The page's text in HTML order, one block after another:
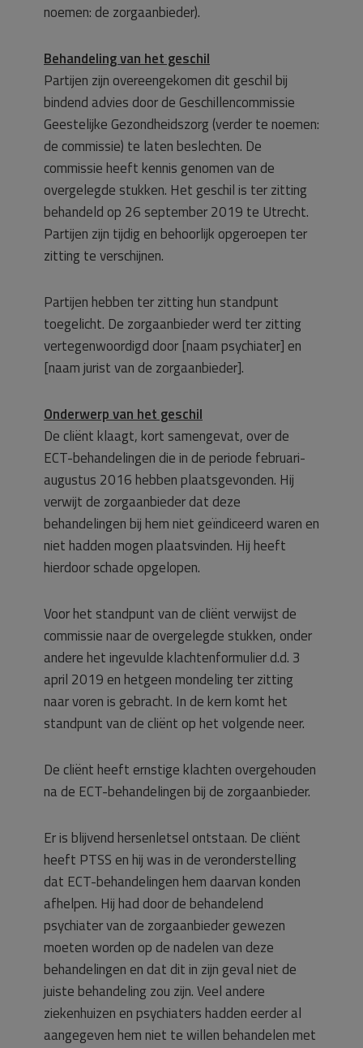
noemen: de zorgaanbieder).
Behandeling van het geschil
Partijen zijn overeengekomen dit geschil bij
bindend advies door de Geschillencommissie
Geestelijke Gezondheidszorg (verder te noemen:
de commissie) te laten beslechten. De
commissie heeft kennis genomen van de
overgelegde stukken. Het geschil is ter zitting
behandeld op 26 september 2019 te Utrecht.
Partijen zijn tijdig en behoorlijk opgeroepen ter
zitting te verschijnen.
Partijen hebben ter zitting hun standpunt
toegelicht. De zorgaanbieder werd ter zitting
vertegenwoordigd door [naam psychiater] en
[naam jurist van de zorgaanbieder].
Onderwerp van het geschil
De cliënt klaagt, kort samengevat, over de
ECT-behandelingen die in de periode februari-
augustus 2016 hebben plaatsgevonden. Hij
verwijt de zorgaanbieder dat deze
behandelingen bij hem niet geïndiceerd waren en
niet hadden mogen plaatsvinden. Hij heeft
hierdoor schade opgelopen.
Voor het standpunt van de cliënt verwijst de
commissie naar de overgelegde stukken, onder
andere het ingevulde klachtenformulier d.d. 3
april 2019 en hetgeen mondeling ter zitting
naar voren is gebracht. In de kern komt het
standpunt van de cliënt op het volgende neer.
De cliënt heeft ernstige klachten overgehouden
na de ECT-behandelingen bij de zorgaanbieder.
Er is blijvend hersenletsel ontstaan. De cliënt
heeft PTSS en hij was in de veronderstelling
dat ECT-behandelingen hem daarvan konden
afhelpen. Hij had door de behandelend
psychiater van de zorgaanbieder gewezen
moeten worden op de nadelen van deze
behandelingen en dat dit in zijn geval niet de
juiste behandeling zou zijn. Veel andere
ziekenhuizen en psychiaters hadden eerder al
aangegeven hem niet te willen behandelen met